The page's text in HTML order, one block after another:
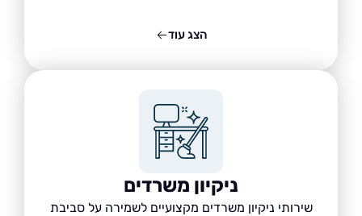
ניקיון משרדים
שירותי ניקיון משרדים מקצועיים לשמירה על סביבת